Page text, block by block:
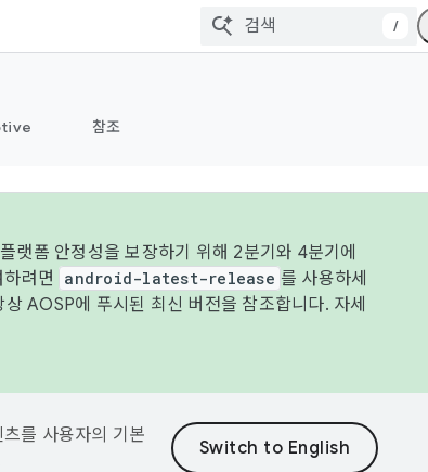
/
참조
랫폼 안정성을 보장하기 위해 2분기와 4분기에
려면
android-latest-release 를 사용하세
AOSP에 푸시된 최신 버전을 참조합니다. 자세
를 사용자의 기본